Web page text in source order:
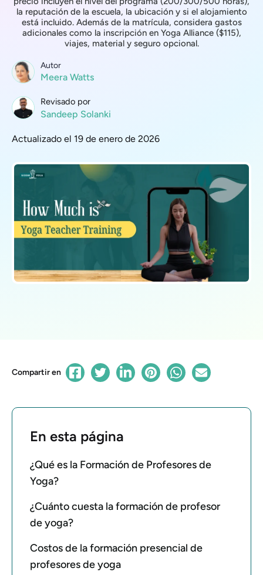
la reputación de la escuela, la ubicación y si el alojamiento
está incluido. Además de la matrícula, considera gastos
adicionales como la inscripción en Yoga Alliance ($115),
viajes, material y seguro opcional.
Autor
Meera Watts
Revisado por
Sandeep Solanki
Actualizado el 19 de enero de 2026
Compartir en
En esta página
¿Qué es la Formación de Profesores de
Yoga?
¿Cuánto cuesta la formación de profesor
de yoga?
Costos de la formación presencial de
profesores de yoga